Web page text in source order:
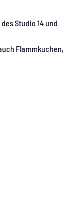
Studio 14 und
Flammkuchen,